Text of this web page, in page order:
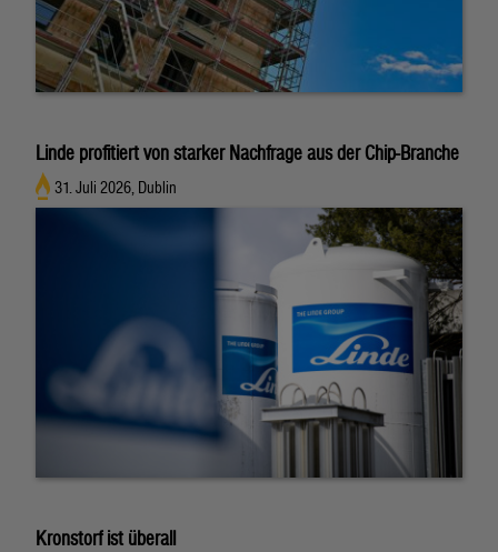
Linde profitiert von starker Nachfrage aus der Chip-Branche
31. Juli 2026, Dublin
Kronstorf ist überall